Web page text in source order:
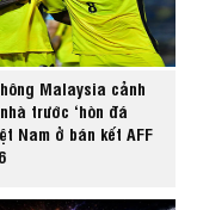
Malaysia cảnh
trước ‘hòn đá
Nam ở bán kết AFF